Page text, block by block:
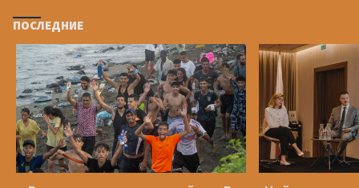
ПОСЛЕДНИЕ